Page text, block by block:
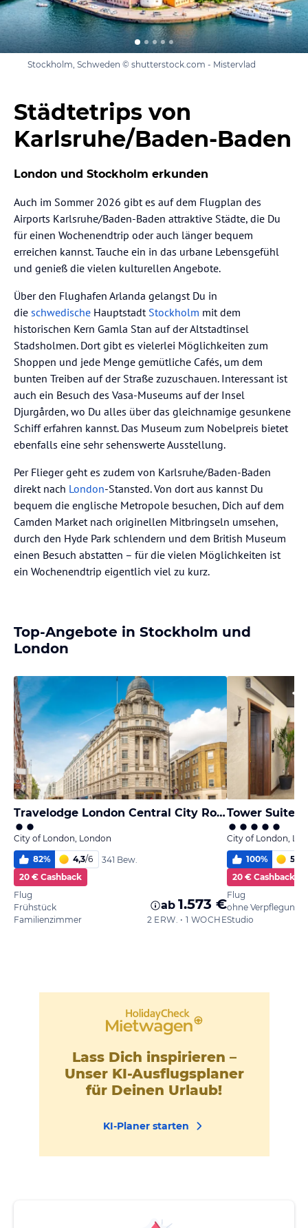
Stockholm, Schweden © shutterstock.com - Mistervlad
Städtetrips von
Karlsruhe/Baden-Baden
London und Stockholm erkunden
Auch im Sommer 2026 gibt es auf dem Flugplan des
Airports Karlsruhe/Baden-Baden attraktive Städte, die Du
für einen Wochenendtrip oder auch länger bequem
erreichen kannst. Tauche ein in das urbane Lebensgefühl
und genieß die vielen kulturellen Angebote.
Über den Flughafen Arlanda gelangst Du in
die schwedische Hauptstadt Stockholm mit dem
historischen Kern Gamla Stan auf der Altstadtinsel
Stadsholmen. Dort gibt es vielerlei Möglichkeiten zum
Shoppen und jede Menge gemütliche Cafés, um dem
bunten Treiben auf der Straße zuzuschauen. Interessant ist
auch ein Besuch des Vasa-Museums auf der Insel
Djurgården, wo Du alles über das gleichnamige gesunkene
Schiff erfahren kannst. Das Museum zum Nobelpreis bietet
ebenfalls eine sehr sehenswerte Ausstellung.
Per Flieger geht es zudem von Karlsruhe/Baden-Baden
direkt nach London-Stansted. Von dort aus kannst Du
bequem die englische Metropole besuchen, Dich auf dem
Camden Market nach originellen Mitbringseln umsehen,
durch den Hyde Park schlendern und dem British Museum
einen Besuch abstatten – für die vielen Möglichkeiten ist
ein Wochenendtrip eigentlich viel zu kurz.
Top-Angebote in Stockholm und
London
Travelodge London Central City Road
City of London, London
82% 4,3/6
341 Bew.
20 € Cashback
Flug
Frühstück
Familienzimmer
ab 1.573 €
2 ERW. • 1 WOCHE
Tower Suites
City of London,
100% 5,5
20 € Cashback
Flug
ohne Verpflegung
Studio
Lass Dich inspirieren –
Unser KI-Ausflugsplaner
für Deinen Urlaub!
KI-Planer starten